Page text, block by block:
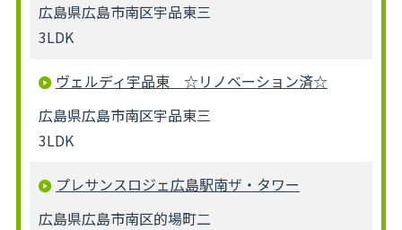
広島県広島市南区宇品東三
3LDK
ヴェルディ宇品東 ☆リノベーション済☆
広島県広島市南区宇品東三
3LDK
プレサンスロジェ広島駅南ザ・タワー
広島県広島市南区的場町二